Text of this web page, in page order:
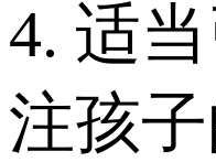
4. 适
注孩